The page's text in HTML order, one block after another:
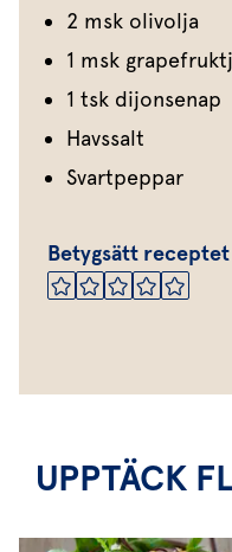
2 msk olivolja
1 msk
1 tsk dijonsenap
Havssalt
Svartpeppar
Betygsätt receptet
UPPTÄCK